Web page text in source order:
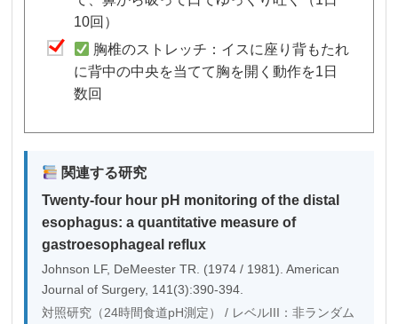
10回）
胸椎のストレッチ：イスに座り背もたれ
に背中の中央を当てて胸を開く動作を1日
数回
関連する研究
Twenty-four hour pH monitoring of the distal
esophagus: a quantitative measure of
gastroesophageal reflux
Johnson LF, DeMeester TR. (1974 / 1981). American
Journal of Surgery, 141(3):390-394.
対照研究（24時間食道pH測定） / レベルIII：非ランダム